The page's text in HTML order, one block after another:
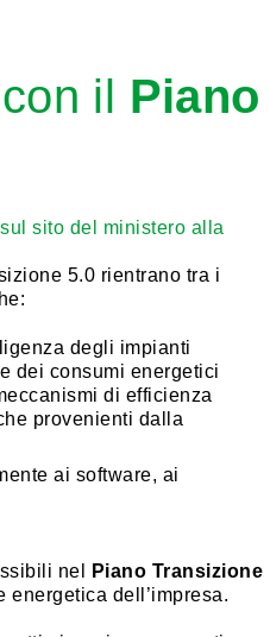
il Piano
sul sito del ministero alla
5.0 rientrano tra i
degli impianti
dei consumi energetici
di efficienza
provenienti dalla
ai software, ai
nel
Piano Transizione
energetica dell’impresa.